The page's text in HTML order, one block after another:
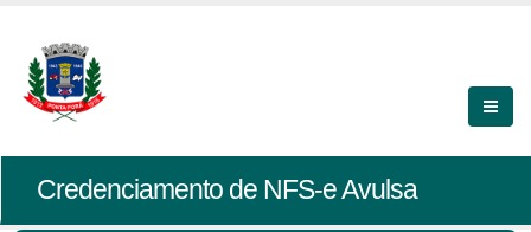
Credenciamento de NFS-e Avulsa